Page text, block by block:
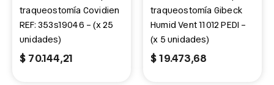
traqueostomía Covidien
REF: 353s19046 – (x 25
unidades)
$70.144,21
traqueostomía Gibeck
Humid Vent 11012 PEDI –
(x 5 unidades)
$19.473,68